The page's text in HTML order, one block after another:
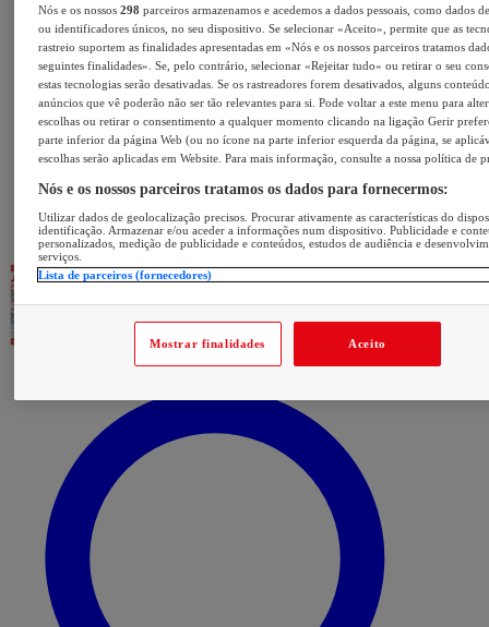
Nós e os nossos298 parceiros armazenamos e acedemos a dados pessoais, como dados
ou identificadores únicos, no seu dispositivo. Se selecionar «Aceito», permite que as
rastreio suportem as finalidades apresentadas em «Nós e os nossos parceiros tratamos
seguintes finalidades». Se, pelo contrário, selecionar «Rejeitar tudo» ou retirar o seu
estas tecnologias serão desativadas. Se os rastreadores forem desativados, alguns
anúncios que vê poderão não ser tão relevantes para si. Pode voltar a este menu para
escolhas ou retirar o consentimento a qualquer momento clicando na ligação Gerir
parte inferior da página Web (ou no ícone na parte inferior esquerda da página, se
escolhas serão aplicadas em Website. Para mais informação, consulte a nossa política de
Nós e os nossos parceiros tratamos os dados para fornecermos:
Utilizar dados de geolocalização precisos. Procurar ativamente as características do
identificação. Armazenar e/ou aceder a informações num dispositivo. Publicidade e
personalizados, medição de publicidade e conteúdos, estudos de audiência e
serviços.
Lista de parceiros (fornecedores)
Mostrar finalidades Aceito